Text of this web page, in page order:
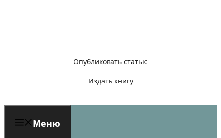
Опубликовать статью
Издать книгу
Меню